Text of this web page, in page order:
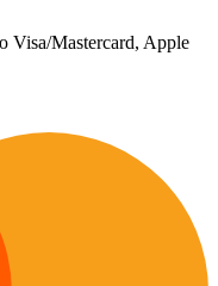
Visa/Mastercard, Apple